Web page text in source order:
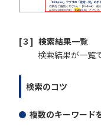
[３] 検索結果一覧
検索結果が一覧
検索のコツ
複数のキーワード